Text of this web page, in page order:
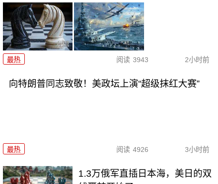
最热 阅读 3943 2小时前
向特朗普同志致敬！美政坛上演“超级抹红大赛”
最热 阅读 4926 3小时前
1.3万俄军直插日本海，美日的双